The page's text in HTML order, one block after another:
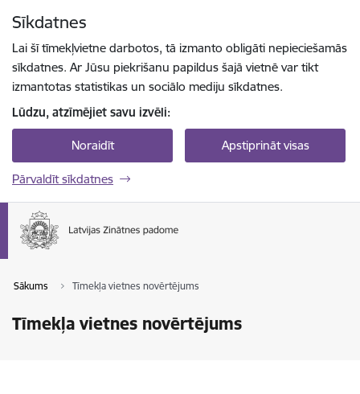
Sīkdatnes
Lai šī tīmekļvietne darbotos, tā izmanto obligāti nepieciešamās
sīkdatnes. Ar Jūsu piekrišanu papildus šajā vietnē var tikt
izmantotas statistikas un sociālo mediju sīkdatnes.
Lūdzu, atzīmējiet savu izvēli:
Noraidīt Apstiprināt visas
Pārvaldīt sīkdatnes
Sākums Tīmekļa vietnes novērtējums
Tīmekļa vietnes novērtējums